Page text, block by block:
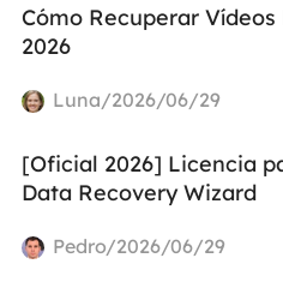
Cómo Recuperar Vídeos
2026
Luna/2026/06/29
[Oficial 2026] Licencia
Data Recovery Wizard
Pedro/2026/06/29